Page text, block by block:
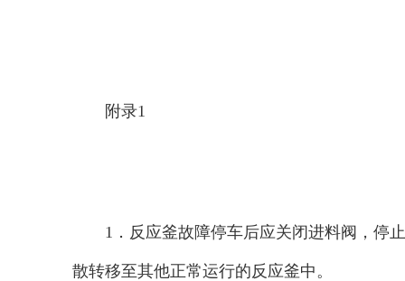
附录1
1． 反应釜故障停车后应关闭进料阀，停
散转移至其他正常运行的反应釜中。